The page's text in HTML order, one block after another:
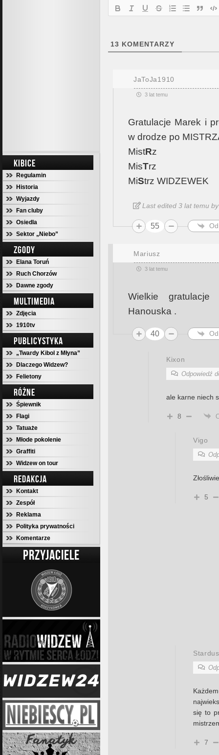
KIBICE
Regulamin
Historia
Wyjazdy
Fan cluby
Osiedla
Sektor „Niebo”
ZGODY
Elana Toruń
Ruch Chorzów
Dawne zgody
MULTIMEDIA
Zdjęcia
1910tv
PUBLICYSTYKA
„Twardy Kibol z Młyna”
Dlaczego Widzew?
Felietony
RÓŻNE
Śpiewnik
Flagi
Tatuaże
Młode pokolenie
Graffiti
Widzew on tour
REDAKCJA
Kontakt
Zespół
Reklama
Polityka prywatności
Komentarze
PRZYJACIELE
13 KOMENTARZY
JaToJa1910
3 lat temu
Gratulacje Marek i
w drodze po
MistRz
MisTrz
MiStrz WIDZEWEK
Last edited 3 lat temu
55
Mariusz
3 lat temu
Wielkie gratulacje
Hanouska .
40
Kixon
Odpowiedź
ale karne niech
8
Vigo
5
się to
7